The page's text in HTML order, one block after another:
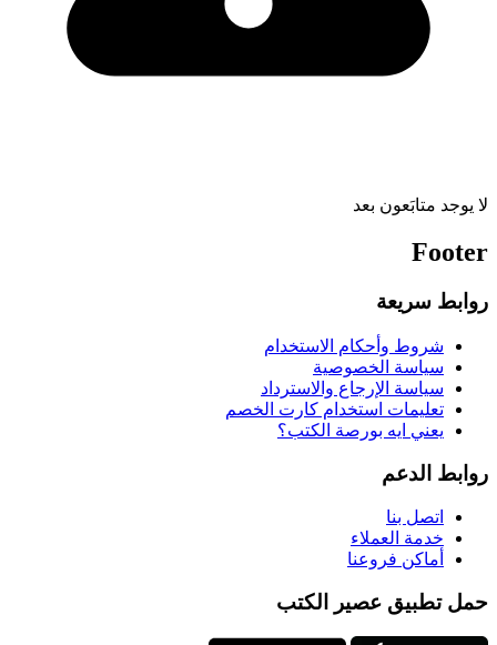
لا يوجد متابَعون بعد
Footer
روابط سريعة
شروط وأحكام الاستخدام
سياسة الخصوصية
سياسة الإرجاع والاسترداد
تعليمات استخدام كارت الخصم
يعني ايه بورصة الكتب؟
روابط الدعم
اتصل بنا
خدمة العملاء
أماكن فروعنا
حمل تطبيق عصير الكتب